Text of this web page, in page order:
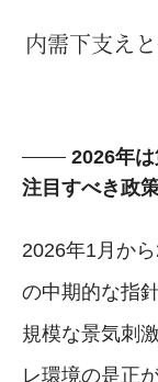
内需下支え
2026年は
注目すべき政
2026年1月か
の中期的な指
規模な景気刺
レ環境の是正